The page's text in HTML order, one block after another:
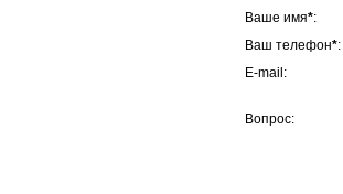
Ваше имя*:
Ваш телефон*:
E-mail:
Вопрос: